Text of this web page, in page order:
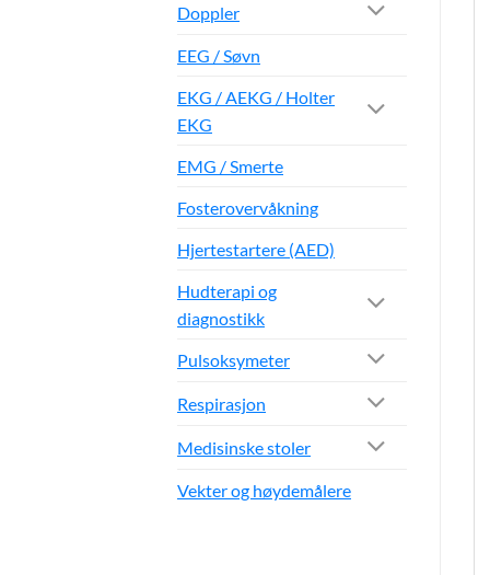
Doppler
EEG / Søvn
EKG / AEKG / Holter
EKG
EMG / Smerte
Fosterovervåkning
Hjertestartere (AED)
Hudterapi og
diagnostikk
Pulsoksymeter
Respirasjon
Medisinske stoler
Vekter og høydemålere